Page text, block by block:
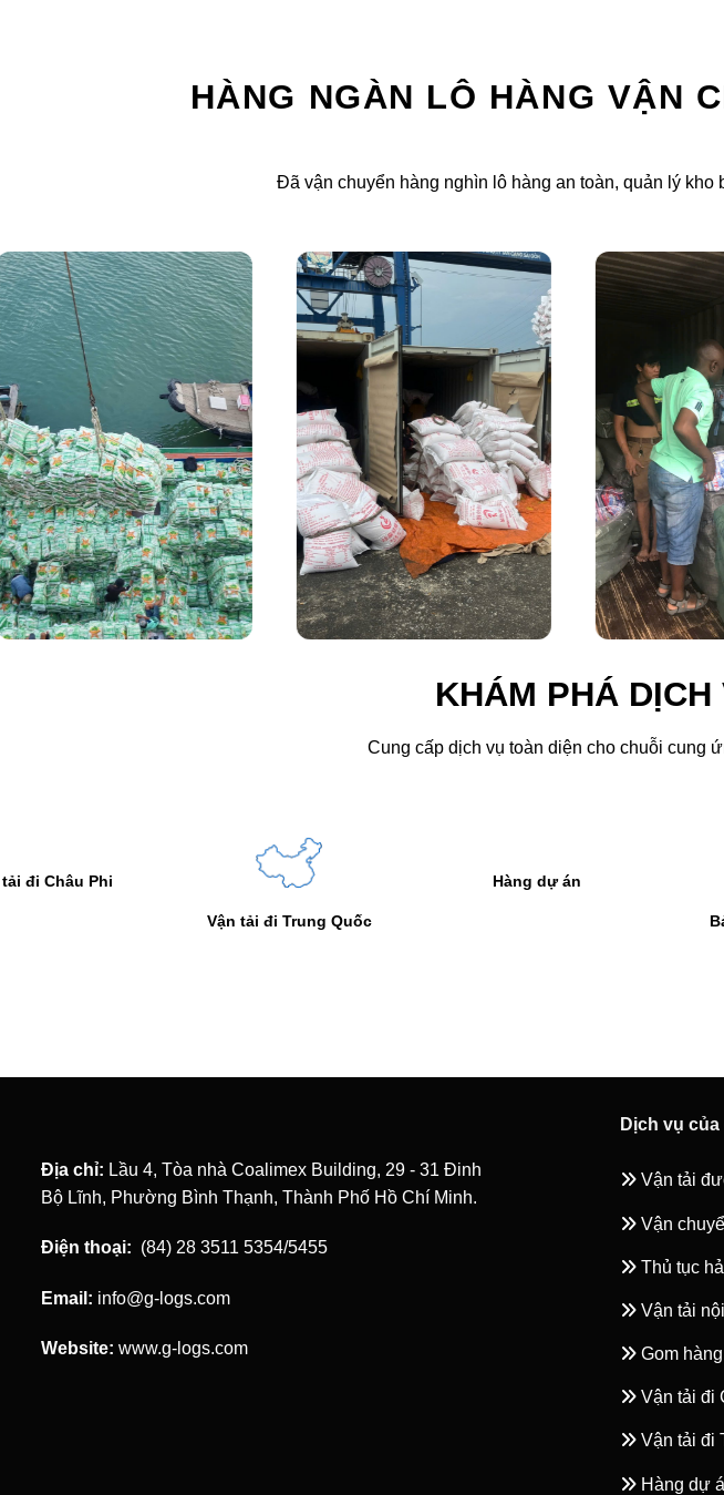
HÀNG NGÀN LÔ HÀNG VẬN
Đã vận chuyển hàng nghìn lô hàng an toàn, quản lý
KHÁM PHÁ DỊCH
Cung cấp dịch vụ toàn diện cho chuỗi cung
Hàng dự án
Địa chỉ: Lầu 4, Tòa nhà Coalimex Building, 29 - 31 Đinh
Bộ Lĩnh, Phường Bình Thạnh, Thành Phố Hồ Chí Minh.
Điện thoại: (84) 28 3511 5354/5455
Email: info@g-logs.com
Website: www.g-logs.com
Dịch vụ
Vận tải
Vận
Thủ tục
Vận tải
Gom
Vận tải đi
Vận tải đi
Hàng dự